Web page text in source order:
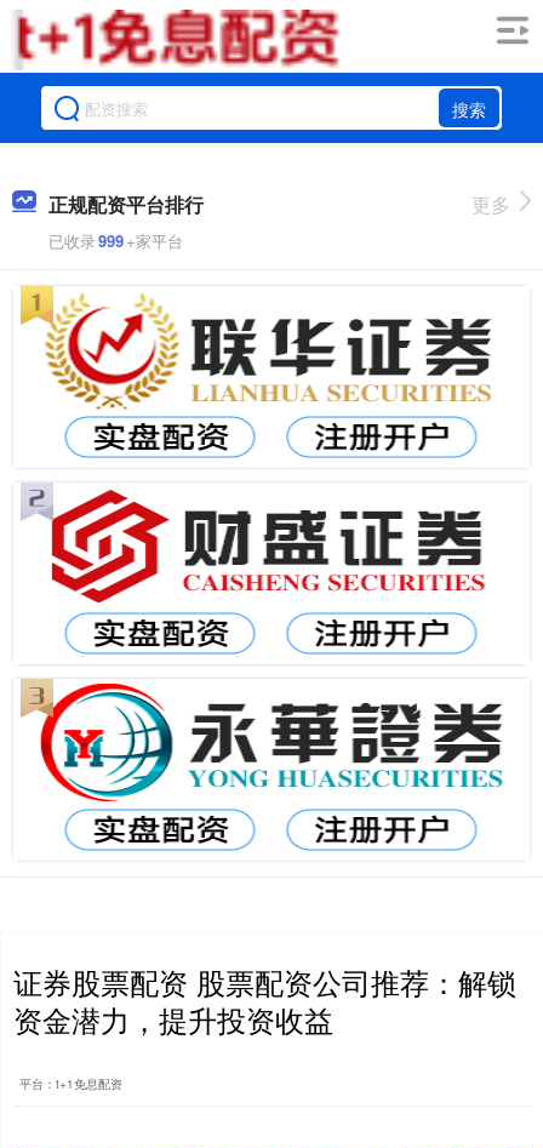
搜索
正规配资平台排行
已收录999+家平台
更多
证券股票配资 股票配资公司推荐：解锁
资金潜力，提升投资收益
平台：t+1免息配资